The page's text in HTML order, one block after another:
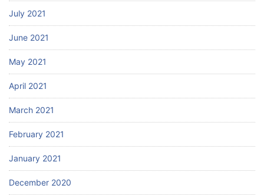
July 2021
June 2021
May 2021
April 2021
March 2021
February 2021
January 2021
December 2020